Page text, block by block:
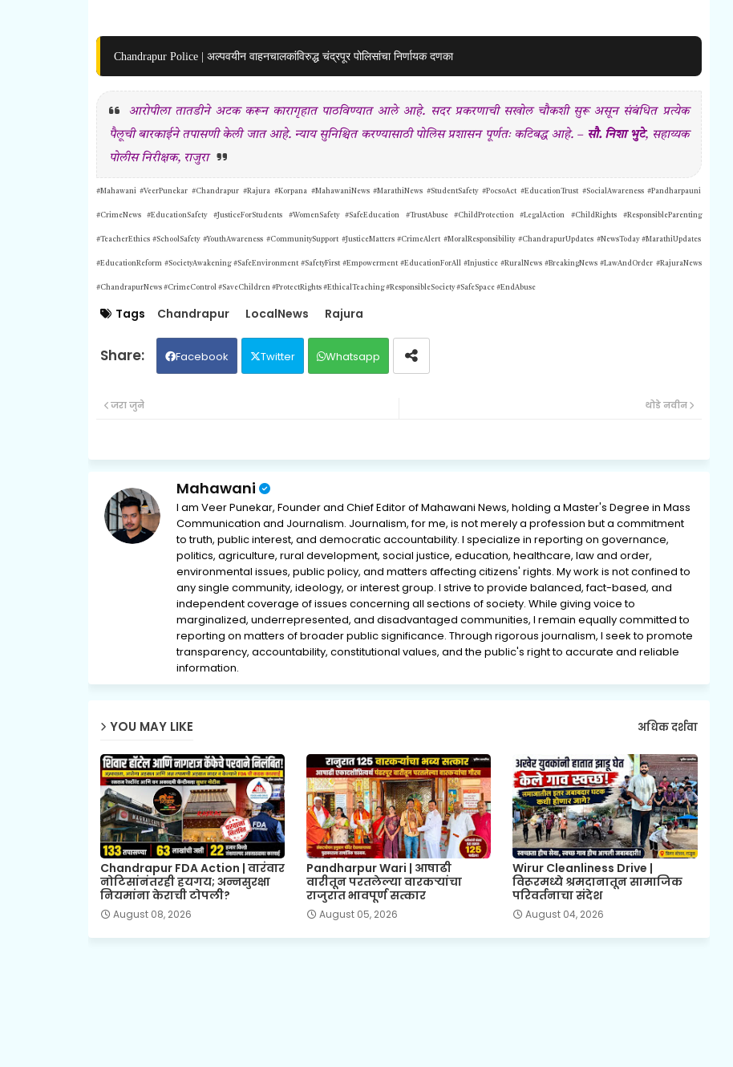
Chandrapur Police | अल्पवयीन वाहनचालकांविरुद्ध चंद्रपूर पोलिसांचा निर्णायक दणका
आरोपीला तातडीने अटक करून कारागृहात पाठविण्यात आले आहे. सदर प्रकरणाची सखोल चौकशी सुरू असून संबंधित प्रत्येक
पैलूची बारकाईने तपासणी केली जात आहे. न्याय सुनिश्चित करण्यासाठी पोलिस प्रशासन पूर्णतः कटिबद्ध आहे. – सौ. निशा भुटे, सहाय्यक
पोलीस निरीक्षक, राजुरा
#Mahawani #VeerPunekar #Chandrapur #Rajura #Korpana #MahawaniNews #MarathiNews #StudentSafety #PocsoAct #EducationTrust #SocialAwareness #Pandharpauni
#CrimeNews #EducationSafety #JusticeForStudents #WomenSafety #SafeEducation #TrustAbuse #ChildProtection #LegalAction #ChildRights #ResponsibleParenting
#TeacherEthics #SchoolSafety #YouthAwareness #CommunitySupport #JusticeMatters #CrimeAlert #MoralResponsibility #ChandrapurUpdates #NewsToday #MarathiUpdates
#EducationReform #SocietyAwakening #SafeEnvironment #SafetyFirst #Empowerment #EducationForAll #Injustice #RuralNews #BreakingNews #LawAndOrder #RajuraNews
#ChandrapurNews #CrimeControl #SaveChildren #ProtectRights #EthicalTeaching #ResponsibleSociety #SafeSpace #EndAbuse
Tags Chandrapur LocalNews Rajura
Facebook Twitter Whatsapp
थोडे नवीन
जरा जुने
Mahawani
I am Veer Punekar, Founder and Chief Editor of Mahawani News, holding a Master's Degree in Mass
Communication and Journalism. Journalism, for me, is not merely a profession but a commitment
to truth, public interest, and democratic accountability. I specialize in reporting on governance,
politics, agriculture, rural development, social justice, education, healthcare, law and order,
environmental issues, public policy, and matters affecting citizens' rights. My work is not confined to
any single community, ideology, or interest group. I strive to provide balanced, fact-based, and
independent coverage of issues concerning all sections of society. While giving voice to
marginalized, underrepresented, and disadvantaged communities, I remain equally committed to
reporting on matters of broader public significance. Through rigorous journalism, I seek to promote
transparency, accountability, constitutional values, and the public's right to accurate and reliable
information.
YOU MAY LIKE अधिक दर्शवा
Chandrapur FDA Action | वारंवार
नोटिसांनंतरही हयगय; अन्नसुरक्षा
नियमांना केराची टोपली?
August 08, 2026
Pandharpur Wari | आषाढी
वारीतून परतलेल्या वारकऱ्यांचा
राजुरात भावपूर्ण सत्कार
August 05, 2026
Wirur Cleanliness Drive |
विरूरमध्ये श्रमदानातून सामाजिक
परिवर्तनाचा संदेश
August 04, 2026